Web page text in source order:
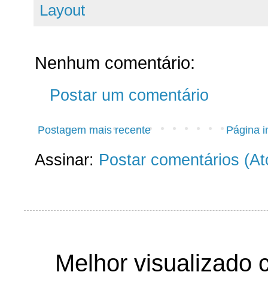
Layout
Nenhum comentário:
Postar um comentário
Postagem mais recente Página
Assinar: Postar comentários
Melhor visualizado